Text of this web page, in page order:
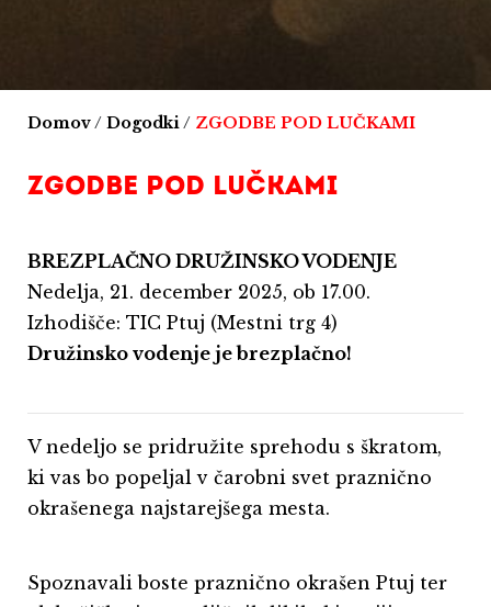
Domov/ Dogodki/ ZGODBE POD LUČKAMI
ZGODBE POD LUČKAMI
BREZPLAČNO DRUŽINSKO VODENJE
Nedelja, 21. december 2025, ob 17.00.
Izhodišče: TIC Ptuj (Mestni trg 4)
Družinsko vodenje je brezplačno!
V nedeljo se pridružite sprehodu s škratom,
ki vas bo popeljal v čarobni svet praznično
okrašenega najstarejšega mesta.
Spoznavali boste praznično okrašen Ptuj ter